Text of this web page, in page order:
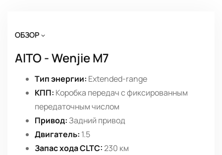
ОБЗОР
AITO - Wenjie M7
Тип энергии: Extended-range
КПП: Коробка передач с фиксированным
передаточным числом
Привод: Задний привод
Двигатель: 1.5
Запас хода CLTC:230 км